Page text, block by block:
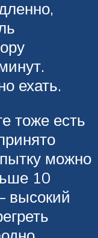
ехать.
тоже есть
можно
10
высокий